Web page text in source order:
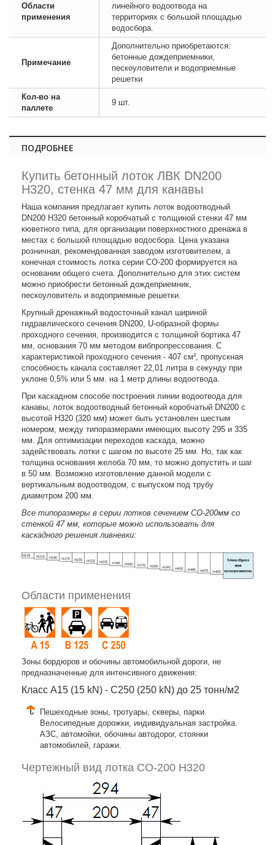
Области
применения
линейного водоотвода на
территориях с большой площадью
водосбора.
Примечание
Дополнительно приобретаются:
бетонные дождеприемники,
пескоуловители и водоприемные
решетки
Кол-во на
паллете
9 шт.
ПОДРОБНЕЕ
Купить бетонный лоток ЛВК DN200
H320, стенка 47 мм для канавы
Наша компания предлагает купить лоток водоотводный
DN200 H320 бетонный коробчатый с толщиной стенки 47 мм
кюветного типа, для организации поверхностного дренажа в
местах с большой площадью водосбора. Цена указана
розничная, рекомендованная заводом изготовителем, а
конечная стоимость лотка серии СО-200 формируется на
основании общего счета. Дополнительно для этих систем
можно приобрести бетонный дождеприемник,
пескоуловитель и водоприемные решетки.
Крупный дренажный водосточный канал шириной
гидравлического сечения DN200, U-образной формы
проходного сечения, производится с толщиной бортика 47
мм, основания 70 мм методом вибпропрессования. С
характеристикой проходного сечения - 407 см², пропускная
способность канала составляет 22,01 литра в секунду при
уклоне 0,5% или 5 мм. на 1 метр длины водоотвода.
При каскадном способе построения линии водоотвода для
канавы, лоток водоотводный бетонный коробчатый DN200 с
высотой Н320 (320 мм) может быть установлен шестым
номером, между типоразмерами имеющих высоту 295 и 335
мм. Для оптимизации переходов каскада, можно
задействовать лотки с шагом по высоте 25 мм. Но, так как
толщина основания желоба 70 мм, то можно допустить и шаг
в 50 мм. Возможно изготовление данной модели с
вертикальным водоотводом, с выпуском под трубу
диаметром 200 мм.
Все типоразмеры в серии лотков сечением СО-200мм со
стенкой 47 мм, которые можно использовать для
каскадного решения ливневки:
Области применения
Зоны бордюров и обочины автомобильной дороги, не
предназначенные для интенсивного движения:
Класс A15 (15 kN) - C250 (250 kN) до 25 тонн/м2
Пешеходные зоны, тротуары, скверы, парки.
Велосипедные дорожки, индивидуальная застройка.
АЗС, автомойки, обочины автодорог, стоянки
автомобилей, гаражи.
Чертежный вид лотка СО-200 H320